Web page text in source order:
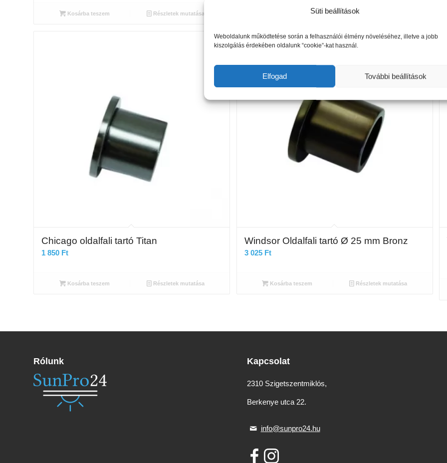
Süti beállítások
Weboldalunk működtetése során a felhasználói élmény növeléséhez, illetve a jobb
kiszolgálás érdekében oldalunk “cookie”-kat használ.
Elfogad További beállítások
Kosárba teszem Részletek mutatása Kosárba teszem Részletek mutatása
Chicago oldalfali tartó Titan
1 850 Ft
Kosárba teszem Részletek mutatása
Windsor Oldalfali tartó Ø 25 mm Bronz
3 025 Ft
Kosárba teszem Részletek mutatása
Rólunk Kapcsolat
2310 Szigetszentmiklós,
Berkenye utca 22.
info@sunpro24.hu